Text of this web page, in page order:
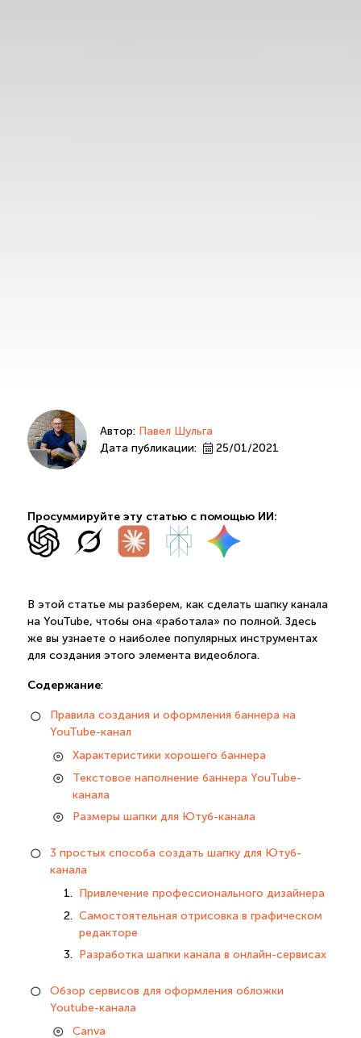
Автор: Павел Шульга
Дата публикации:
25/01/2021
Просуммируйте эту статью с помощью ИИ:
В этой статье мы разберем, как сделать шапку канала
на YouTube, чтобы она «работала» по полной. Здесь
же вы узнаете о наиболее популярных инструментах
для создания этого элемента видеоблога.
Содержание:
Правила создания и оформления баннера на
YouTube-канал
Характеристики хорошего баннера
Текстовое наполнение баннера YouTube-
канала
Размеры шапки для Ютуб-канала
3 простых способа создать шапку для Ютуб-
канала
Привлечение профессионального дизайнера
Самостоятельная отрисовка в графическом
редакторе
Разработка шапки канала в онлайн-сервисах
Обзор сервисов для оформления обложки
Youtube-канала
Canva